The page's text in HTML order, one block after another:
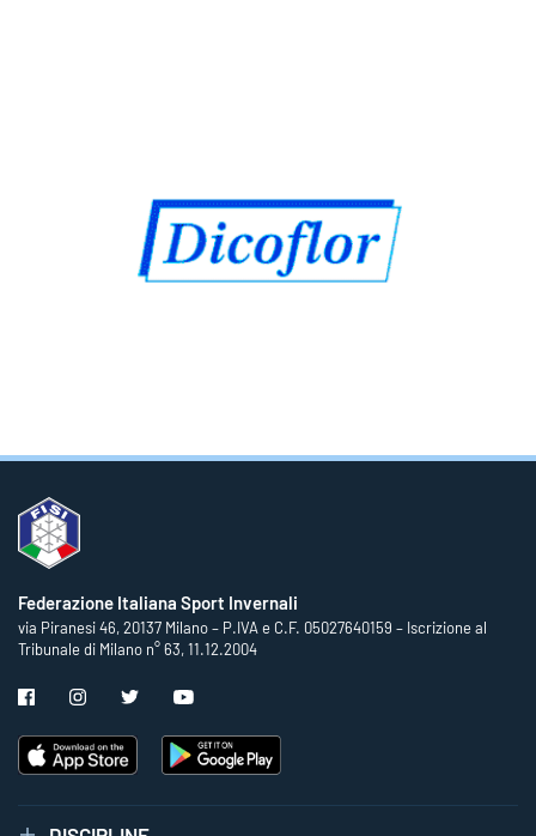
Federazione Italiana Sport Invernali
via Piranesi 46, 20137 Milano – P.IVA e C.F. 05027640159 – Iscrizione al
Tribunale di Milano n° 63, 11.12.2004